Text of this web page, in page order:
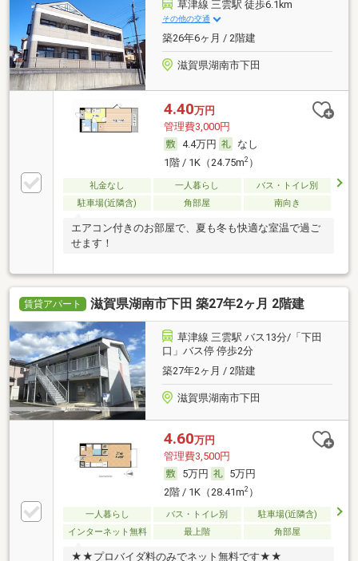
草津線 三雲駅 徒歩6.1km
その他の交通
築26年6ヶ月 / 2階建
滋賀県湖南市下田
4.40万円
管理費3,000円
4.4万円
なし
1階 / 1K（24.75m2）
礼金なし 一人暮らし
バス・トイレ別
駐車場(近隣含)
角部屋 南向き
エアコン付きのお部屋で、夏も冬も快適な室温で過ご
せます！
賃貸アパート 滋賀県湖南市下田 築27年2ヶ月 2階建
草津線 三雲駅 バス13分/「下田
口」バス停 停歩2分
築27年2ヶ月 / 2階建
滋賀県湖南市下田
4.60万円
管理費3,500円
5万円
5万円
2階 / 1K（28.41m2）
一人暮らし バス・トイレ別
駐車場(近隣含)
インターネット無料
最上階 角部屋
★★プロバイダ料のみでネット無料です★★